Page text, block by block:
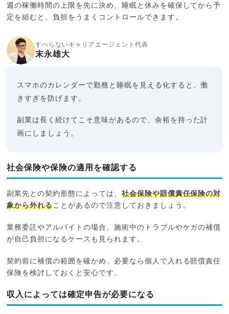
週の稼働時間の上限を先に決め、睡眠と休みを確保してから予
定を組むと、負担をうまくコントロールできます。
すべらないキャリアエージェント代表
末永雄大
スマホのカレンダーで勤務と睡眠を見える化すると、働
きすぎを防げます。
副業は長く続けてこそ意味があるので、余裕を持った計
画にしましょう。
社会保険や保険の適用を確認する
副業先との契約形態によっては、 社会保険や賠償責任保険の対
象から外れることがあるので注意しておきましょう。
業務委託やアルバイトの場合、施術中のトラブルやケガの補償
が自己負担になるケースも見られます。
契約前に補償の範囲を確かめ、必要なら個人で入れる賠償責任
保険を検討しておくと安心です。
収入によっては確定申告が必要になる